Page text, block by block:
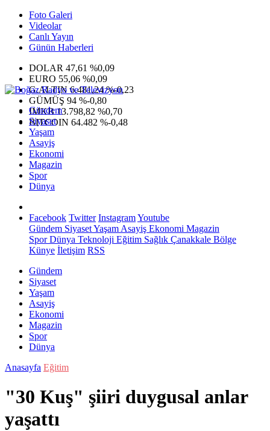
Foto Galeri
Videolar
Canlı Yayın
Günün Haberleri
DOLAR 47,61 %0,09
EURO 55,06 %0,09
G.ALTIN6.481,24 %-0,23
GÜMÜŞ 94 %-0,80
IMKB13.798,82 %0,70
BITCOIN 64.482 %-0,48
Gündem
Siyaset
Yaşam
Asayiş
Ekonomi
Magazin
Spor
Dünya
Facebook Twitter InstagramYoutube
Gündem SiyasetYaşam Asayiş Ekonomi Magazin
SporDünya Teknoloji Eğitim Sağlık Çanakkale Bölge
Künye İletişim RSS
Gündem
Siyaset
Yaşam
Asayiş
Ekonomi
Magazin
Spor
Dünya
Anasayfa Eğitim
"30 Kuş" şiiri duygusal anlar
yaşattı